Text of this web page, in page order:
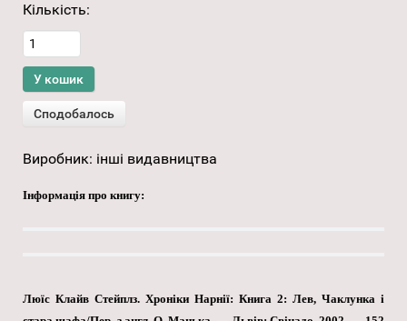
Кількість:
Виробник: інші видавництва
Інформація про книгу:
Люїс Клайв Стейплз. Хроніки Нарнії: Книга 2: Лев, Чаклунка і